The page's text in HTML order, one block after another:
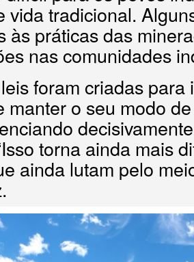
vida tradicional.
às práticas das
nas comunidades
foram criadas para
manter o seu modo
torna ainda mais
ainda lutam pelo